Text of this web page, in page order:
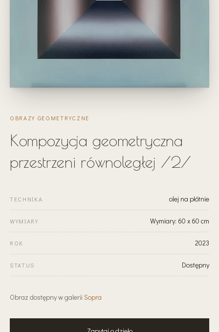
OBRAZY GEOMETRYCZNE
Kompozycja geometryczna
przestrzeni równoległej /2/
TECHNIKA olej na płótnie
WYMIARY Wymiary: 60 x 60 cm
ROK 2023
STATUS Dostępny
Obraz dostępny w galerii Sopra